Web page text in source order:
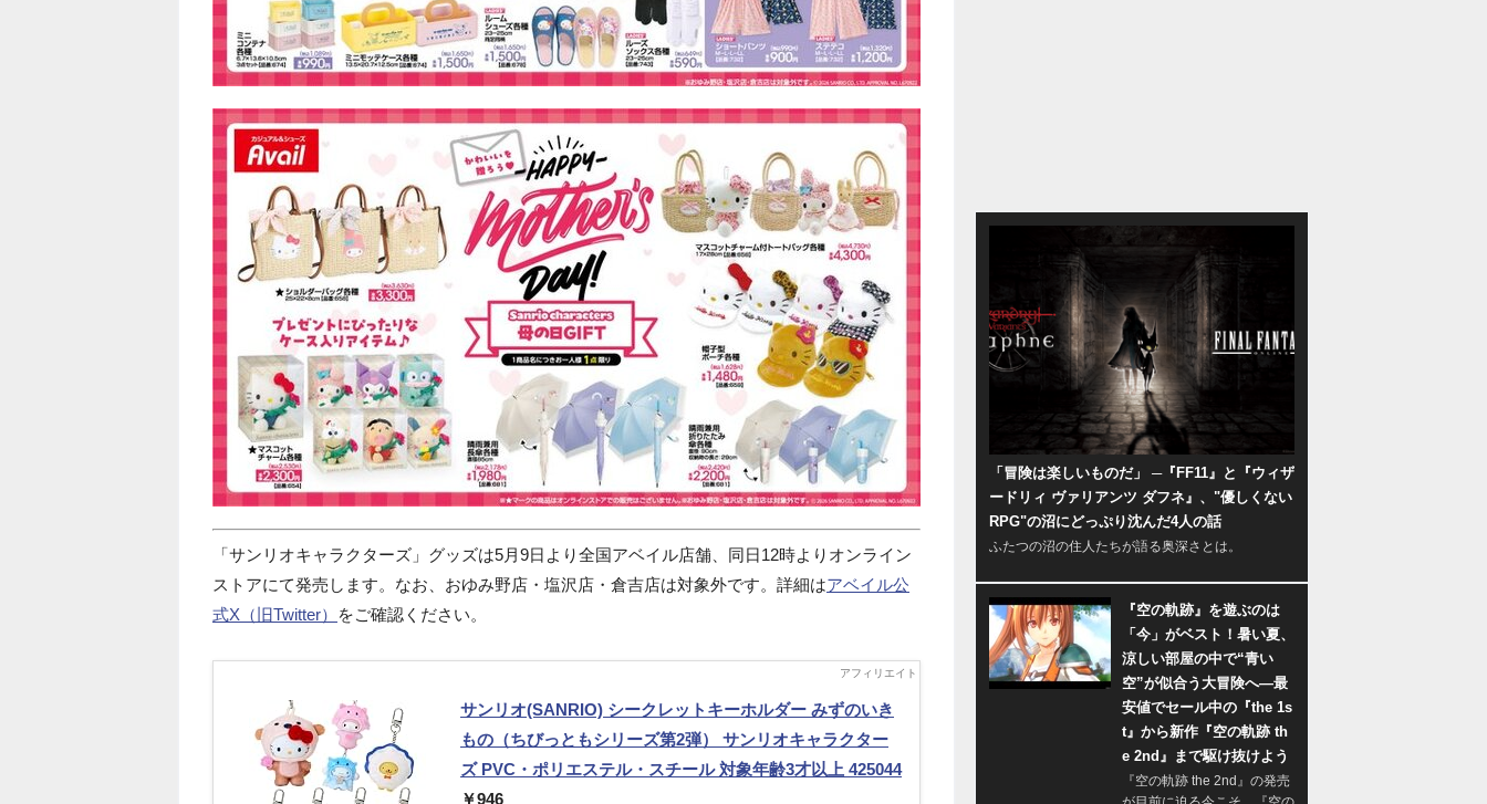
「サンリオキャラクターズ」グッズは5月9日より全国アベイル店舗、同日12時よりオンライン
ストアにて発売します。なお、おゆみ野店・塩沢店・倉吉店は対象外です。詳細はアベイル公
式X（旧Twitter）
をご確認ください。
サンリオ(SANRIO) シークレットキーホルダー みずのいき
もの（ちびっともシリーズ第2弾） サンリオキャラクター
ズ PVC・ポリエステル・スチール 対象年齢3才以上 425044
￥946
「冒険は楽しいものだ」 ─『FF11』と『ウィザ
ードリィ ヴァリアンツ ダフネ』、"優しくない
RPG"の沼にどっぷり沈んだ4人の話
ふたつの沼の住人たちが語る奥深さとは。
『空の軌跡』を遊ぶのは
「今」がベスト！暑い夏、
涼しい部屋の中で“青い
空”が似合う大冒険へ―最
安値でセール中の『the 1s
t』から新作『空の軌跡 th
e 2nd』まで駆け抜けよう
『空の軌跡 the 2nd』の発売